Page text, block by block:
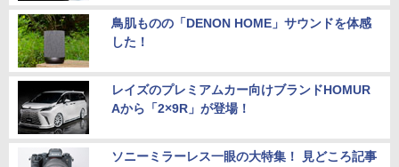
鳥肌ものの「DENON HOME」サウンドを体感
した！
レイズのプレミアムカー向けブランドHOMUR
Aから「2×9R」が登場！
ソニーミラーレス一眼の大特集！ 見どころ記事